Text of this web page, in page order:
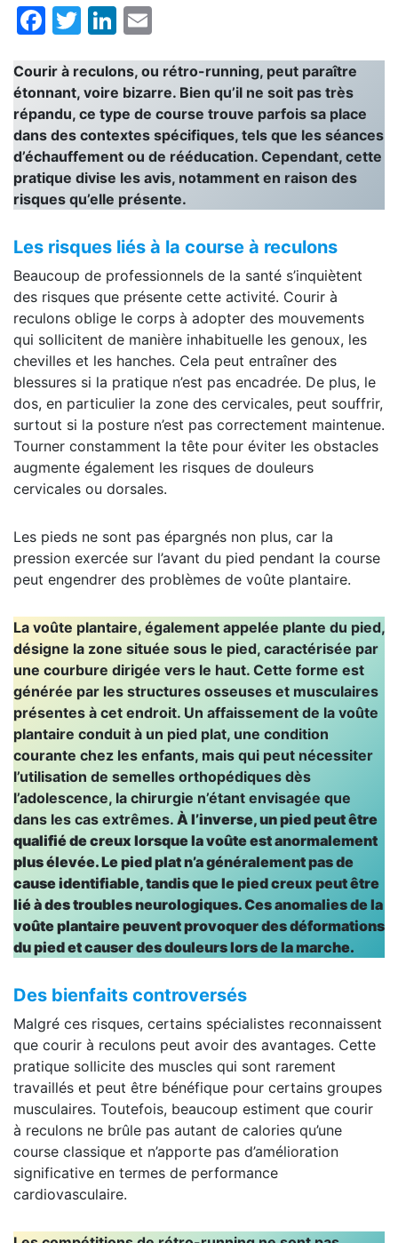
Facebook
TwitterLinkedIn
Courir à reculons, ou rétro-running, peut paraître
étonnant, voire bizarre. Bien qu’il ne soit pas très
répandu, ce type de course trouve parfois sa place
dans des contextes spécifiques, tels que les séances
d’échauffement ou de rééducation. Cependant, cette
pratique divise les avis, notamment en raison des
risques qu’elle présente.
Les risques liés à la course à reculons
Beaucoup de professionnels de la santé s’inquiètent
des risques que présente cette activité. Courir à
reculons oblige le corps à adopter des mouvements
qui sollicitent de manière inhabituelle les genoux, les
chevilles et les hanches. Cela peut entraîner des
blessures si la pratique n’est pas encadrée. De plus, le
dos, en particulier la zone des cervicales, peut souffrir,
surtout si la posture n’est pas correctement maintenue.
Tourner constamment la tête pour éviter les obstacles
augmente également les risques de douleurs
cervicales ou dorsales.
Les pieds ne sont pas épargnés non plus, car la
pression exercée sur l’avant du pied pendant la course
peut engendrer des problèmes de voûte plantaire.
La voûte plantaire, également appelée plante du pied,
désigne la zone située sous le pied, caractérisée par
une courbure dirigée vers le haut. Cette forme est
générée par les structures osseuses et musculaires
présentes à cet endroit. Un affaissement de la voûte
plantaire conduit à un pied plat, une condition
courante chez les enfants, mais qui peut nécessiter
l’utilisation de semelles orthopédiques dès
l’adolescence, la chirurgie n’étant envisagée que
dans les cas extrêmes. À l’inverse, un pied peut être
qualifié de creux lorsque la voûte est anormalement
plus élevée. Le pied plat n’a généralement pas de
cause identifiable, tandis que le pied creux peut être
lié à des troubles neurologiques. Ces anomalies de la
voûte plantaire peuvent provoquer des déformations
du pied et causer des douleurs lors de la marche.
Des bienfaits controversés
Malgré ces risques, certains spécialistes reconnaissent
que courir à reculons peut avoir des avantages. Cette
pratique sollicite des muscles qui sont rarement
travaillés et peut être bénéfique pour certains groupes
musculaires. Toutefois, beaucoup estiment que courir
à reculons ne brûle pas autant de calories qu’une
course classique et n’apporte pas d’amélioration
significative en termes de performance
cardiovasculaire.